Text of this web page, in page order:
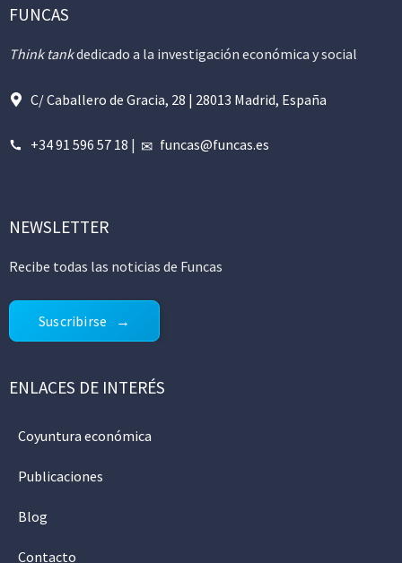
FUNCAS
Think tankdedicado a la investigación económica y social
C/ Caballero de Gracia, 28 | 28013 Madrid, España
+34 91 596 57 18 | funcas@funcas.es
NEWSLETTER
Recibe todas las noticias de Funcas
Suscribirse
ENLACES DE INTERÉS
Coyuntura económica
Publicaciones
Blog
Contacto